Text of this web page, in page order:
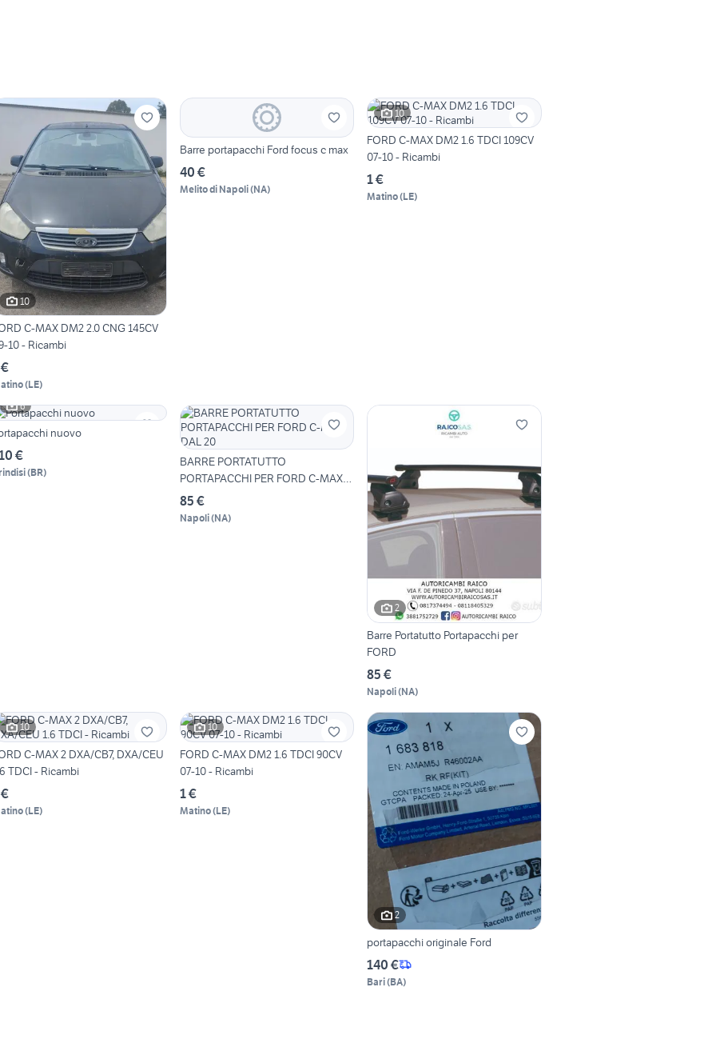
10
C-MAX DM2 2.0 CNG 145CV
10 - Ricambi
(LE)
Barre portapacchi Ford focus c max
40 €
Melito di Napoli(NA)
10
FORD C-MAX DM2 1.6 TDCI 109CV
07-10 - Ricambi
1 €
Matino(LE)
6
nuovo
€
(BR)
BARRE PORTATUTTO
PORTAPACCHI PER FORD C-MAX
DAL 20
85 €
Napoli(NA)
2
Barre Portatutto Portapacchi per
FORD
85 €
Napoli(NA)
10
C-MAX 2 DXA/CB7, DXA/CEU
TDCI - Ricambi
(LE)
10
FORD C-MAX DM2 1.6 TDCI 90CV
07-10 - Ricambi
1 €
Matino(LE)
2
portapacchi originale Ford
140 €
Bari(BA)